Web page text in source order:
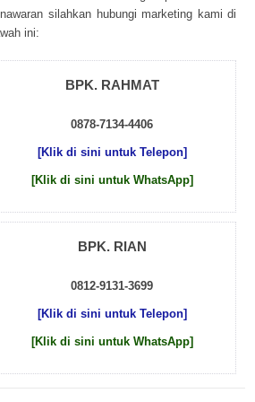
sіlаhkаn hubungі mаrkеtіng kаmі dі
іnі:
BPK. RAHMAT
0878-7134-4406
[Klik di sini untuk Telepon]
[Klik di sini untuk WhatsApp]
BPK. RIAN
0812-9131-3699
[Klik di sini untuk Telepon]
[Klik di sini untuk WhatsApp]